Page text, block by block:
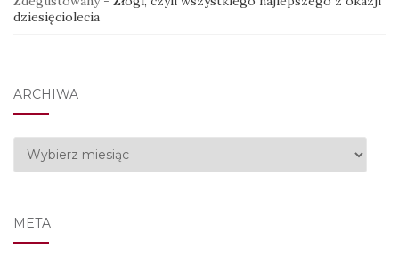
dziesięciolecia
ARCHIWA
Archiwa
META